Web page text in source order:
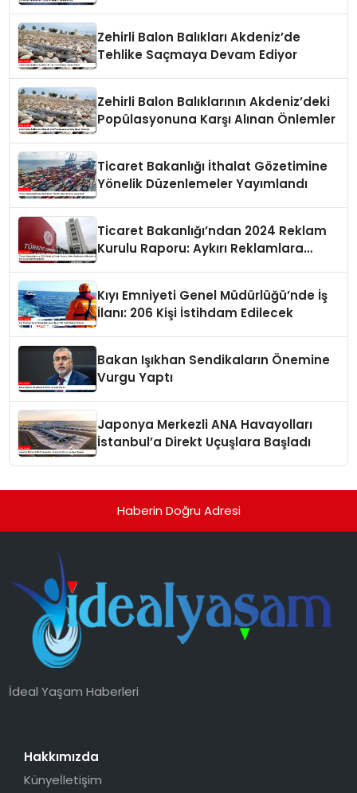
Zehirli Balon Balıkları Akdeniz’de
Tehlike Saçmaya Devam Ediyor
Zehirli Balon Balıklarının Akdeniz’deki
Popülasyonuna Karşı Alınan Önlemler
Ticaret Bakanlığı İthalat Gözetimine
Yönelik Düzenlemeler Yayımlandı
Ticaret Bakanlığı’ndan 2024 Reklam
Kurulu Raporu: Aykırı Reklamlara
Kıyı Emniyeti Genel Müdürlüğü’nde İş
İlanı: 206 Kişi İstihdam Edilecek
Bakan Işıkhan Sendikaların Önemine
Vurgu Yaptı
Japonya Merkezli ANA Havayolları
İstanbul’a Direkt Uçuşlara Başladı
Haberin Doğru Adresi
İdeal Yaşam Haberleri
Hakkımızda
Künyeİletişim